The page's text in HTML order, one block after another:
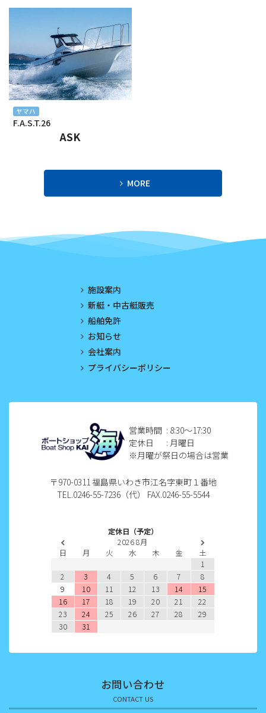
2024年2月
2024年1月
2023年12月
2023年11月
2023年10月
2022年11月
2022年9月
2022年7月
2022年5月
2022年4月
2022年3月
2022年2月
ヤマハ
F.A.S.T.26
ASK
MORE
施設案内
新艇・中古艇販売
船舶免許
お知らせ
会社案内
プライバシーポリシー
営業時間 : 8:30〜17:30
定休日
: 月曜日
※月曜が祭日の場合は営業
〒970-0311 福島県いわき市江名字東町１番地
TEL.0246-55-7236（代） FAX.0246-55-5544
定休日（予定）
20268月
日
月 火 水 木 金
土
1
2
3 4 5 6 7
8
9
10 11 12 13 14
15
16
17 18 19 20 21
22
23
24 25 26 27 28
29
30
31
お問い合わせ
CONTACT US